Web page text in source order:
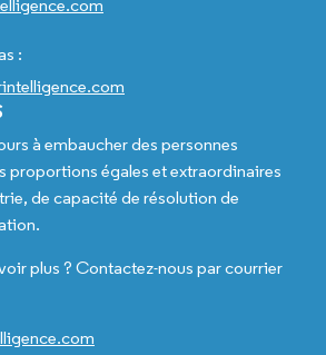
:
à embaucher des personnes
proportions égales et extraordinaires
de capacité de résolution de
plus ? Contactez-nous par courrier